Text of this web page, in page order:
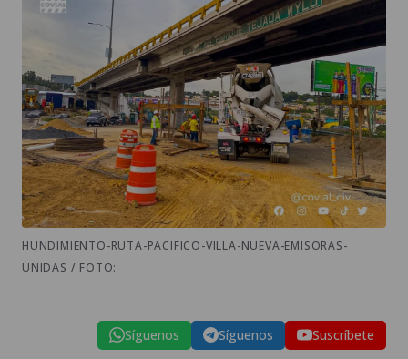
HUNDIMIENTO-RUTA-PACIFICO-VILLA-NUEVA-EMISORAS-
UNIDAS / FOTO:
Síguenos Síguenos Suscríbete